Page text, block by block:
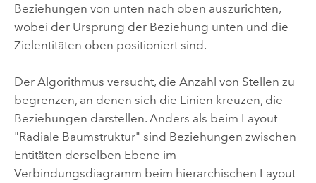
Beziehungen von unten nach oben auszurichten,
wobei der Ursprung der Beziehung unten und die
Zielentitäten oben positioniert sind.
Der Algorithmus versucht, die Anzahl von Stellen zu
begrenzen, an denen sich die Linien kreuzen, die
Beziehungen darstellen. Anders als beim Layout
"Radiale Baumstruktur" sind Beziehungen zwischen
Entitäten derselben Ebene im
Verbindungsdiagramm beim hierarchischen Layout